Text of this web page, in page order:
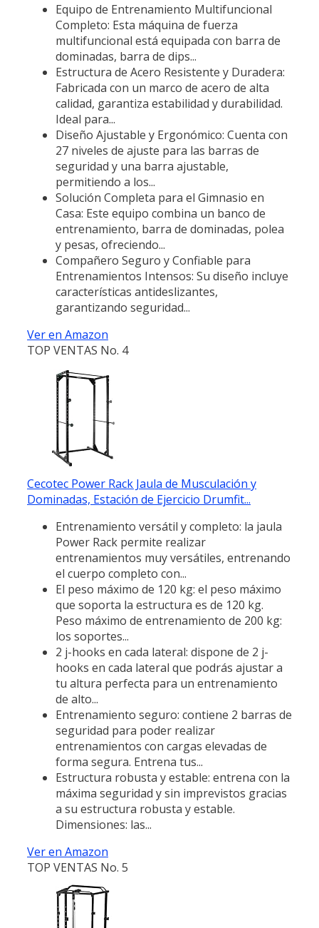
Equipo de Entrenamiento Multifuncional
Completo: Esta máquina de fuerza
multifuncional está equipada con barra de
dominadas, barra de dips...
Estructura de Acero Resistente y Duradera:
Fabricada con un marco de acero de alta
calidad, garantiza estabilidad y durabilidad.
Ideal para...
Diseño Ajustable y Ergonómico: Cuenta con
27 niveles de ajuste para las barras de
seguridad y una barra ajustable,
permitiendo a los...
Solución Completa para el Gimnasio en
Casa: Este equipo combina un banco de
entrenamiento, barra de dominadas, polea
y pesas, ofreciendo...
Compañero Seguro y Confiable para
Entrenamientos Intensos: Su diseño incluye
características antideslizantes,
garantizando seguridad...
Ver en Amazon
TOP VENTAS No. 4
Cecotec Power Rack Jaula de Musculación y
Dominadas, Estación de Ejercicio Drumfit...
Entrenamiento versátil y completo: la jaula
Power Rack permite realizar
entrenamientos muy versátiles, entrenando
el cuerpo completo con...
El peso máximo de 120 kg: el peso máximo
que soporta la estructura es de 120 kg.
Peso máximo de entrenamiento de 200 kg:
los soportes...
2 j-hooks en cada lateral: dispone de 2 j-
hooks en cada lateral que podrás ajustar a
tu altura perfecta para un entrenamiento
de alto...
Entrenamiento seguro: contiene 2 barras de
seguridad para poder realizar
entrenamientos con cargas elevadas de
forma segura. Entrena tus...
Estructura robusta y estable: entrena con la
máxima seguridad y sin imprevistos gracias
a su estructura robusta y estable.
Dimensiones: las...
Ver en Amazon
TOP VENTAS No. 5